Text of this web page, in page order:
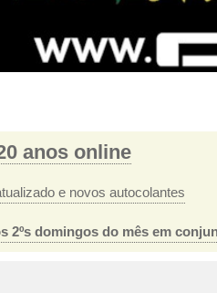
anos online
e novos autocolantes
2ºs domingos do mês em